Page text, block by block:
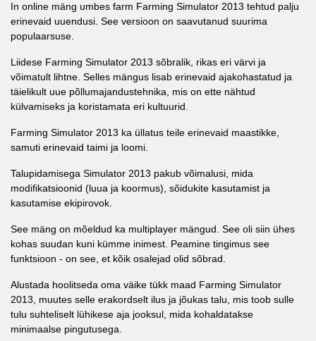
In online mäng umbes farm Farming Simulator 2013 tehtud palju
erinevaid uuendusi. See versioon on saavutanud suurima
populaarsuse.
Liidese Farming Simulator 2013 sõbralik, rikas eri värvi ja
võimatult lihtne. Selles mängus lisab erinevaid ajakohastatud ja
täielikult uue põllumajandustehnika, mis on ette nähtud
külvamiseks ja koristamata eri kultuurid.
Farming Simulator 2013 ka üllatus teile erinevaid maastikke,
samuti erinevaid taimi ja loomi.
Talupidamisega Simulator 2013 pakub võimalusi, mida
modifikatsioonid (luua ja koormus), sõidukite kasutamist ja
kasutamise ekipirovok.
See mäng on mõeldud ka multiplayer mängud. See oli siin ühes
kohas suudan kuni kümme inimest. Peamine tingimus see
funktsioon - on see, et kõik osalejad olid sõbrad.
Alustada hoolitseda oma väike tükk maad Farming Simulator
2013, muutes selle erakordselt ilus ja jõukas talu, mis toob sulle
tulu suhteliselt lühikese aja jooksul, mida kohaldatakse
minimaalse pingutusega.